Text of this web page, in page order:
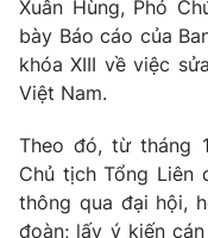
Xuân Hùng, Phó
bày Báo cáo của
khóa XIII về việc
Việt Nam.
Theo đó, từ tháng
Chủ tịch Tổng Liên
thông qua đại hội,
đoàn; lấy ý kiến